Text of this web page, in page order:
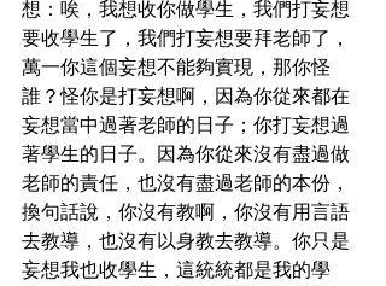
想：唉，我想收你做學生，我們打妄想
要收學生了，我們打妄想要拜老師了，
萬一你這個妄想不能夠實現，那你怪
誰？怪你是打妄想啊，因為你從來都在
妄想當中過著老師的日子；你打妄想過
著學生的日子。因為你從來沒有盡過做
老師的責任，也沒有盡過老師的本份，
換句話說，你沒有教啊，你沒有用言語
去教導，也沒有以身教去教導。你只是
妄想我也收學生，這統統都是我的學